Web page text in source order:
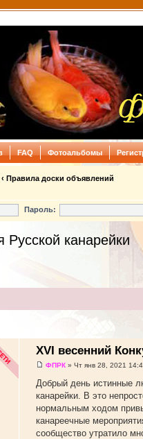
FAQ Фотоальбомы
‹ Правила доски объявлений
Пароль:
Русской канарейки
XVI весенний
ФПРК » Чт янв 28, 2021
Добрый день истинные
канарейки. В это
нормальным ходом
канареечные
сообщество утратило